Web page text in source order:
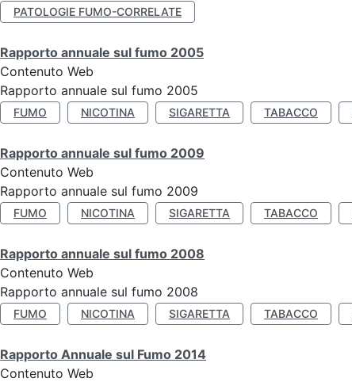
PATOLOGIE FUMO-CORRELATE
Rapporto annuale sul fumo 2005
Contenuto Web
Rapporto annuale sul fumo 2005
FUMO NICOTINA SIGARETTA TABACCO
Rapporto annuale sul fumo 2009
Contenuto Web
Rapporto annuale sul fumo 2009
FUMO NICOTINA SIGARETTA TABACCO
Rapporto annuale sul fumo 2008
Contenuto Web
Rapporto annuale sul fumo 2008
FUMO NICOTINA SIGARETTA TABACCO
Rapporto Annuale sul Fumo 2014
Contenuto Web